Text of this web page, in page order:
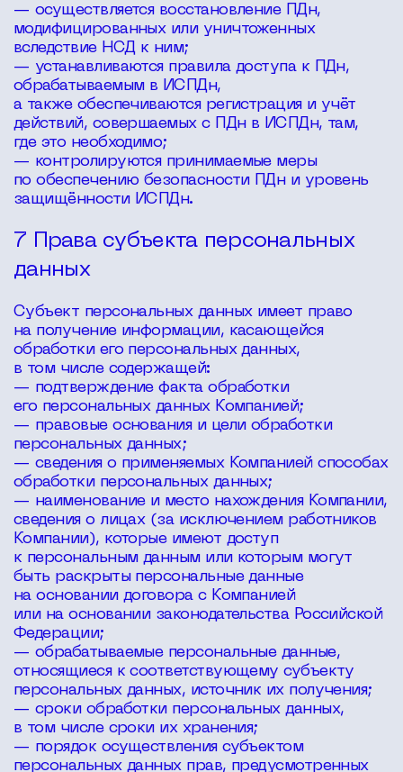
— осуществляется восстановление ПДн,
модифицированных или уничтоженных
вследствие НСД к ним;
— устанавливаются правила доступа к ПДн,
обрабатываемым в ИСПДн,
а также обеспечиваются регистрация и учёт
действий, совершаемых с ПДн в ИСПДн, там,
где это необходимо;
— контролируются принимаемые меры
по обеспечению безопасности ПДн и уровень
защищённости ИСПДн.
7 Права субъекта персональных
данных
Субъект персональных данных имеет право
на получение информации, касающейся
обработки его персональных данных,
в том числе содержащей:
— подтверждение факта обработки
его персональных данных Компанией;
— правовые основания и цели обработки
персональных данных;
— сведения о применяемых Компанией способах
обработки персональных данных;
— наименование и место нахождения Компании,
сведения о лицах (за исключением работников
Компании), которые имеют доступ
к персональным данным или которым могут
быть раскрыты персональные данные
на основании договора с Компанией
или на основании законодательства Российской
Федерации;
— обрабатываемые персональные данные,
относящиеся к соответствующему субъекту
персональных данных, источник их получения;
— сроки обработки персональных данных,
в том числе сроки их хранения;
— порядок осуществления субъектом
персональных данных прав, предусмотренных